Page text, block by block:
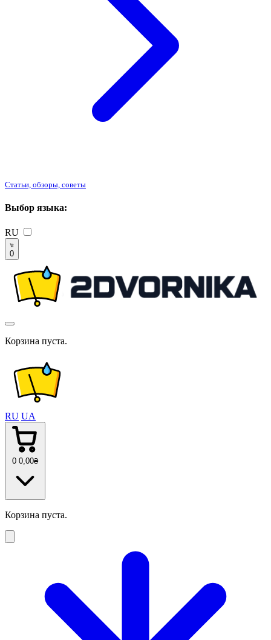
Статьи, обзоры, советы
Выбор языка:
RU
0
Корзина пуста.
RU UA
0 0 ,00₴
Корзина пуста.